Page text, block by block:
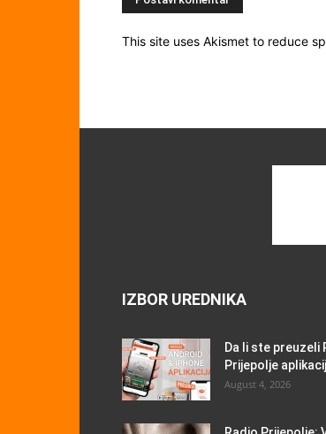
This site uses Akismet to reduce
IZBOR UREDNIKA
Da li ste preuzeli
Prijepolje
August 4, 2026